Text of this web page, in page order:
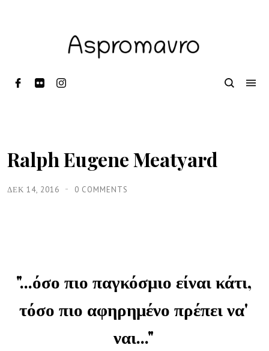
Ralph Eugene Meatyard
ΔΕΚ 14, 2016 0 COMMENTS
"...όσο πιο παγκόσμιο είναι κάτι,
τόσο πιο αφηρημένο πρέπει να'
ναι..."